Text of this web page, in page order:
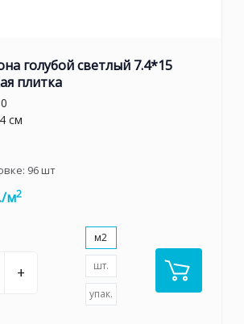
голубой светлый 7.4*15
плитка
см
96шт
м2
+
м2
шт.
упак.